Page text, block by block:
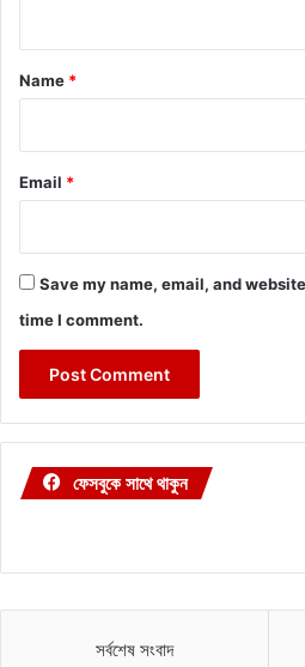
*
Name *
Email *
Save my name, email, and
time I comment.
ফেসবুকে সাথে থাকুন
সর্বশেষ সংবাদ